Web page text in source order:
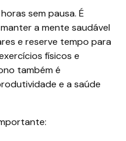
sem pausa. É
a mente saudável
e reserve tempo para
físicos e
também é
e a saúde